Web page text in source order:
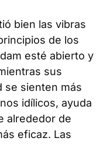
bien las vibras
de los
esté abierto y
sus
se sienten más
idílicos, ayuda
alrededor de
eficaz. Las